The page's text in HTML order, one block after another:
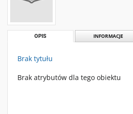
OPIS INFORMACJE
Brak tytułu
Brak atrybutów dla tego obiektu